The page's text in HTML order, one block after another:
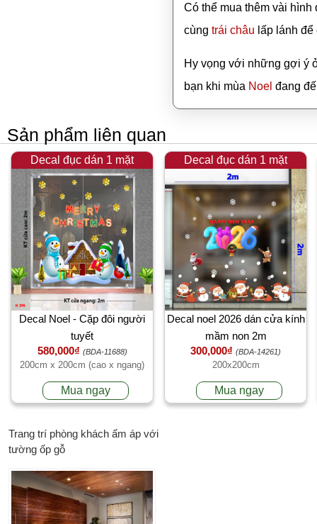
Có thể mua thêm vài hình
cùng trái châu lấp lánh
Hy vọng với những gợi ý
bạn khi mùa Noel đang
Sản phẩm liên quan
Decal đục dán 1 mặt
Decal Noel - Cặp đôi người
tuyết
580,000₫ (BDA-11688)
200cm x 200cm (cao x ngang)
Mua ngay
Decal đục dán 1 mặt
Decal noel 2026 dán cửa kính
mầm non 2m
300,000₫ (BDA-14261)
200x200cm
Mua ngay
Trang trí phòng khách ấm áp với
tường ốp gỗ